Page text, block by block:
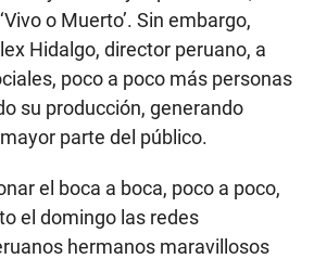
o Muerto’. Sin embargo,
Hidalgo, director peruano, a
poco a poco más personas
su producción, generando
parte del público.
el boca a boca, poco a poco,
el domingo las redes
hermanos maravillosos